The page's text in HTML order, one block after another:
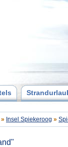
» Insel Spiekeroog »